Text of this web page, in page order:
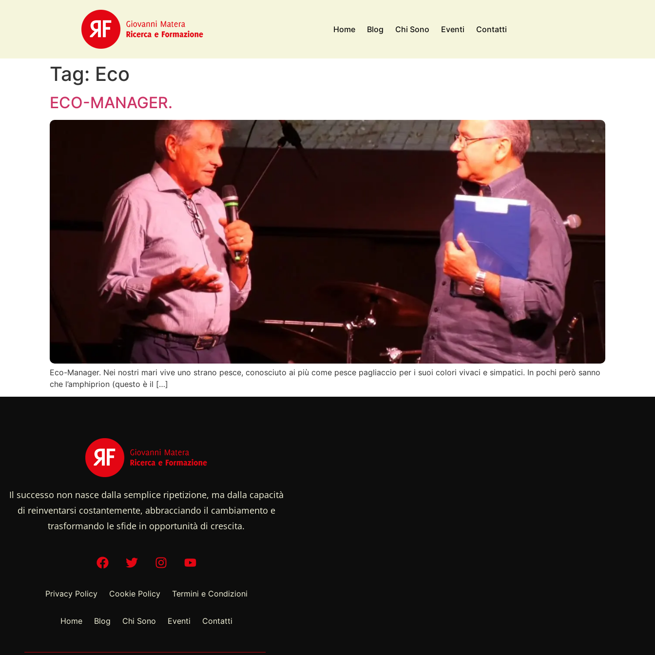
Home Blog Chi Sono Eventi Contatti
Tag: Eco
ECO-MANAGER.
Eco-Manager. Nei nostri mari vive uno strano pesce, conosciuto ai più come pesce pagliaccio per i suoi colori vivaci e simpatici. In pochi però sanno
che l’amphiprion (questo è il […]
Il successo non nasce dalla semplice ripetizione, ma dalla capacità
di reinventarsi costantemente, abbracciando il cambiamento e
trasformando le sfide in opportunità di crescita.
Privacy Policy Cookie Policy Termini e Condizioni
Home Blog Chi Sono Eventi Contatti